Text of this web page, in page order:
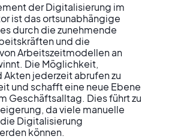
der Digitalisierung im
ist das ortsunabhängige
durch die zunehmende
und die
Arbeitszeitmodellen an
Die Möglichkeit,
jederzeit abrufen zu
und schafft eine neue Ebene
Geschäftsalltag. Dies führt zu
da viele manuelle
Digitalisierung
können.